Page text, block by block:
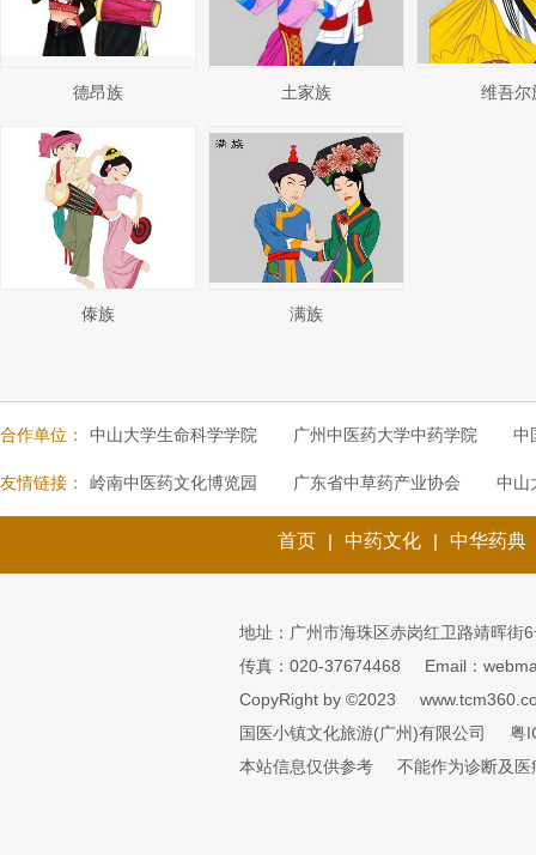
德昂族 土家族 维吾尔
傣族 满族
合作单位： 中山大学生命科学学院 广州中医药大学中药学院 中
友情链接： 岭南中医药文化博览园 广东省中草药产业协会 中山
首页 | 中药文化 | 中华药典
地址：广州市海珠区赤岗红卫路靖晖街
传真：020-37674468
Email：
CopyRight by ©2023
国医小镇文化旅游(广州)有限公司
粤
本站信息仅供参考
不能作为诊断及医